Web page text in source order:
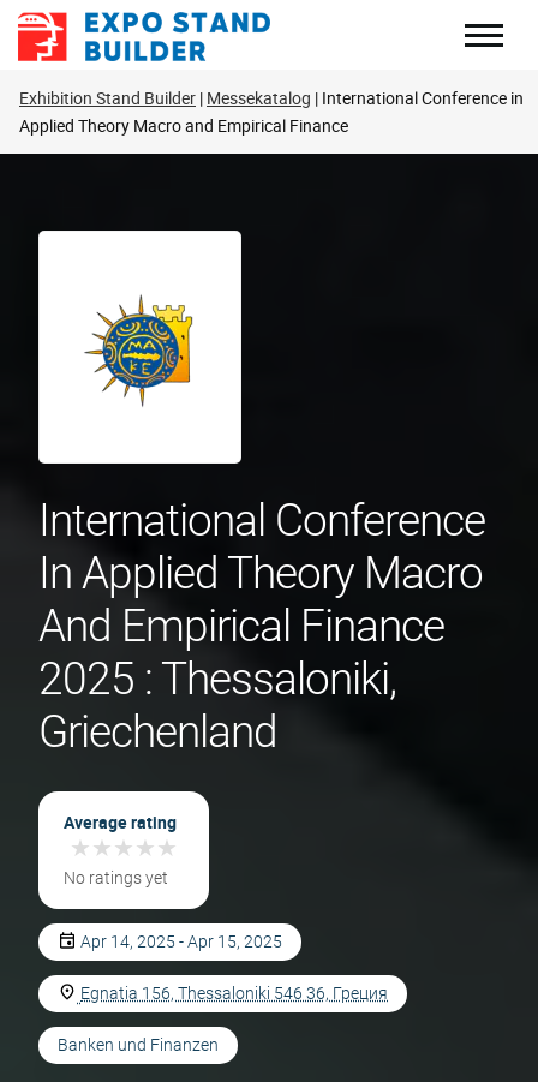
Zum
Inhalt
Exhibition Stand Builder Messekatalog International Conference in
Applied Theory Macro and Empirical Finance
International Conference
In Applied Theory Macro
And Empirical Finance
2025 : Thessaloniki,
Griechenland
Average rating
★★★★★
★★★★★
No ratings yet
Apr 14, 2025 - Apr 15, 2025
Egnatia 156, Thessaloniki 546 36, Греция
Banken und Finanzen